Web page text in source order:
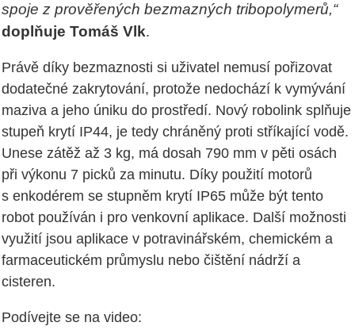
spoje z prověřených bezmazných tribopolymerů,“
doplňuje Tomáš Vlk.
Právě díky bezmaznosti si uživatel nemusí pořizovat
dodatečné zakrytování, protože nedochází k vymývání
maziva a jeho úniku do prostředí. Nový robolink splňuje
stupeň krytí IP44, je tedy chráněný proti stříkající vodě.
Unese zátěž až 3 kg, má dosah 790 mm v pěti osách
při výkonu 7 picků za minutu. Díky použití motorů
s enkodérem se stupněm krytí IP65 může být tento
robot používán i pro venkovní aplikace. Další možnosti
využití jsou aplikace v potravinářském, chemickém a
farmaceutickém průmyslu nebo čištění nádrží a
cisteren.
Podívejte se na video: